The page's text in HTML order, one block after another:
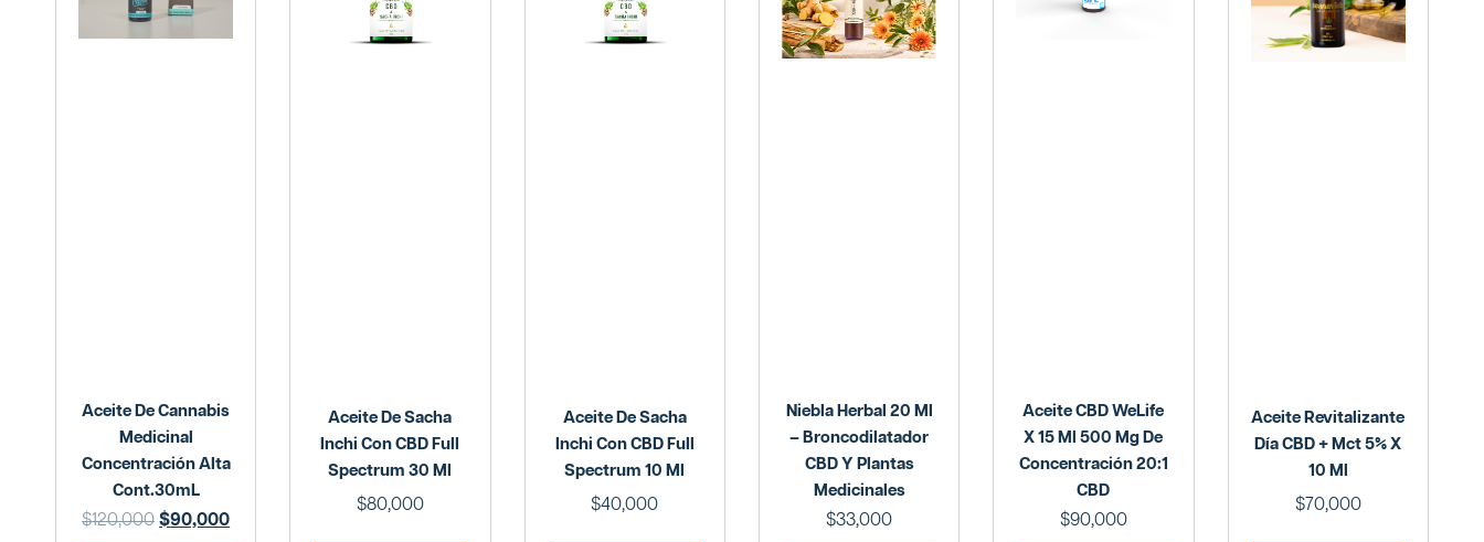
Aceite De Cannabis
Medicinal
Concentración Alta
Cont.30mL
$120,000 $90,000
Aceite De Sacha
Inchi Con CBD Full
Spectrum 30 Ml
$80,000
Aceite De Sacha
Inchi Con CBD Full
Spectrum 10 Ml
$40,000
Niebla Herbal 20 Ml
– Broncodilatador
CBD Y Plantas
Medicinales
$33,000
Aceite CBD WeLife
X 15 Ml 500 Mg De
Concentración 20:1
CBD
$90,000
Aceite Revitalizante
Día CBD + Mct 5% X
10 Ml
$70,000